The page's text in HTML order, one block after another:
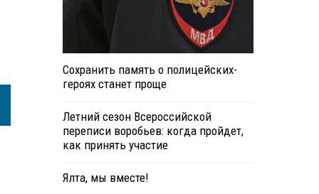
Сохранить память о полицейских-
героях станет проще
Летний сезон Всероссийской
переписи воробьев: когда пройдет,
как принять участие
Ялта, мы вместе!